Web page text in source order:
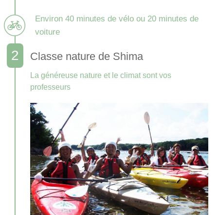
Environ 40 minutes de vélo ou 20 minutes de
voiture
Classe nature de Shima
La généreuse nature et le climat sont vos
professeurs